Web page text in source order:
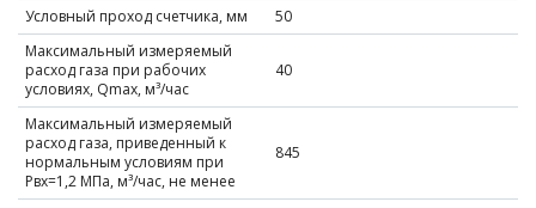
Условный проход счетчика, мм
50
Максимальный измеряемый
расход газа при рабочих
условиях, Qmax, м³/час
40
Максимальный измеряемый
расход газа, приведенный к
нормальным условиям при
Рвх=1,2 МПа, м³/час, не менее
845